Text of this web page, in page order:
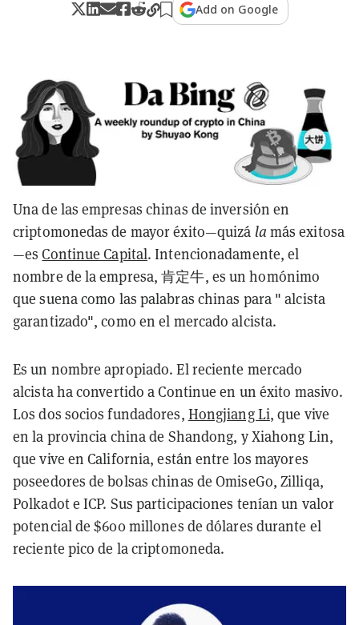
Add on Google
Una de las empresas chinas de inversión en
criptomonedas de mayor éxito—quizá lamás exitosa
—esContinue Capital. Intencionadamente, el
nombre de la empresa, 肯定牛, es un homónimo
que suena como las palabras chinas para " alcista
garantizado", como en el mercado alcista.
Es un nombre apropiado. El reciente mercado
alcista ha convertido a Continue en un éxito masivo.
Los dos socios fundadores, Hongjiang Li, que vive
en la provincia china de Shandong, y Xiahong Lin,
que vive en California, están entre los mayores
poseedores de bolsas chinas de OmiseGo, Zilliqa,
Polkadot e ICP. Sus participaciones tenían un valor
potencial de $600 millones de dólares durante el
reciente pico de la criptomoneda.